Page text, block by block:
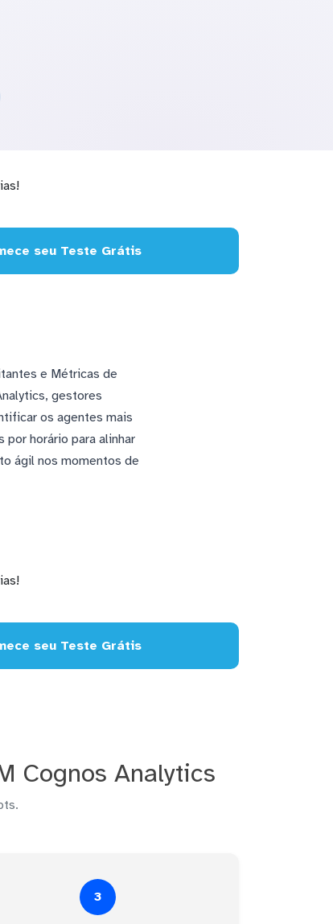
seu Teste Grátis
e Métricas de
gestores
os agentes mais
horário para alinhar
ágil nos momentos de
seu Teste Grátis
Cognos Analytics
3